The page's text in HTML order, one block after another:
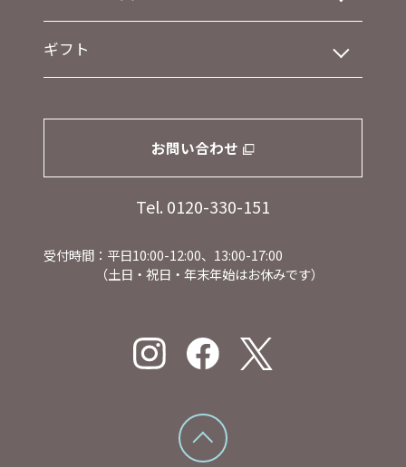
ギフト
お問い合わせ
Tel. 0120-330-151
受付時間：平日10:00-12:00、13:00-17:00
（土日・祝日・年末年始はお休みです）